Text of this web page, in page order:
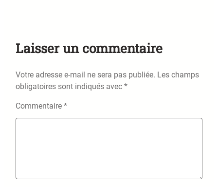
Laisser un commentaire
Votre adresse e-mail ne sera pas publiée. Les champs
obligatoires sont indiqués avec *
Commentaire *